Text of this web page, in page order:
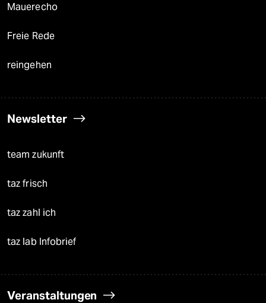
Mauerecho
Freie Rede
reingehen
Newsletter
team zukunft
taz frisch
taz zahl ich
taz lab Infobrief
Veranstaltungen